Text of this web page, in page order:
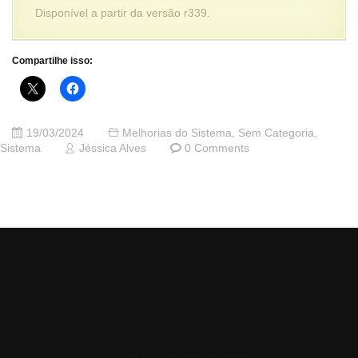
Disponível a partir da versão r339.
Compartilhe isso:
19/03/2024 Melhorias do Sistema Sem Categoria
Sistema
Jéssica Alves 0 Comments